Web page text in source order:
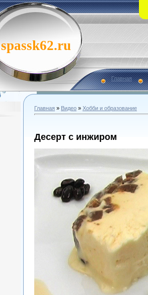
spassk62.ru
Главная
Главная » Видео » Хобби и образование
Десерт с инжиром